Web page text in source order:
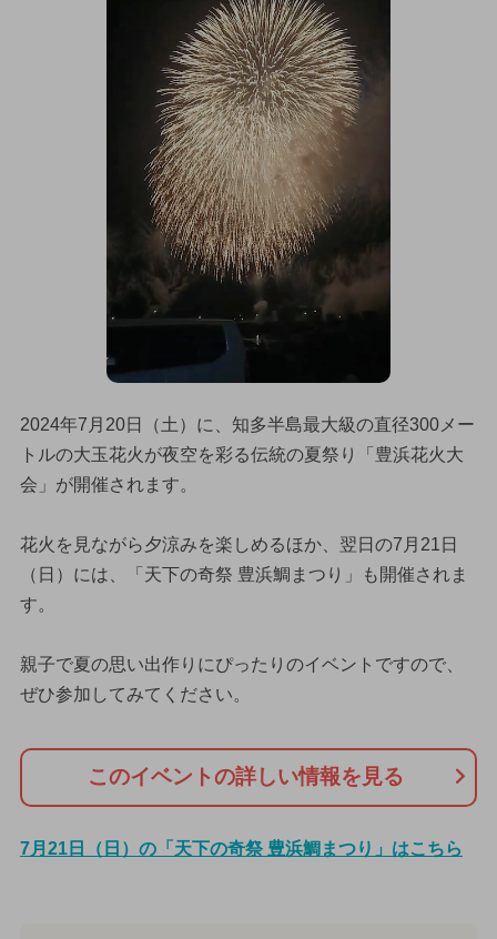
2024年7月20日（土）に、知多半島最大級の直径300メー
トルの大玉花火が夜空を彩る伝統の夏祭り「豊浜花火大
会」が開催されます。
花火を見ながら夕涼みを楽しめるほか、翌日の7月21日
（日）には、「天下の奇祭 豊浜鯛まつり」も開催されま
す。
親子で夏の思い出作りにぴったりのイベントですので、
ぜひ参加してみてください。
このイベントの詳しい情報を見る
7月21日（日）の「天下の奇祭 豊浜鯛まつり」はこちら